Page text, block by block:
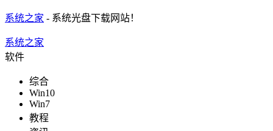
系统之家 - 系统光盘下载网站！
系统之家
软件
综合
Win10
Win7
教程